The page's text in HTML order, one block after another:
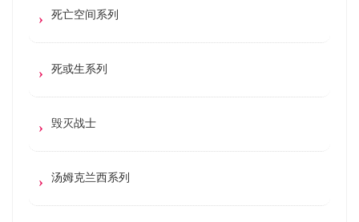
死亡空间系列
死或生系列
毁灭战士
汤姆克兰西系列